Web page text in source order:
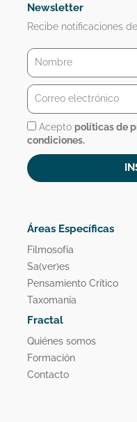
Áreas Específicas
Filmosofía
Sa(ver)es
Pensamiento Crítico
Taxomanía
Fractal
Quiénes somos
Formación
Contacto
Newsletter
Recibe notificaciones
Nombre
Correo
electrónico
Acepto políticas de
condiciones.